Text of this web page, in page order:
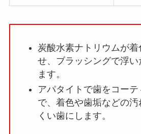
炭酸水素ナトリウムが
せ、ブラッシングで浮い
ます。
アパタイトで歯をコーテ
で、着色や歯垢などの
くい歯にします。